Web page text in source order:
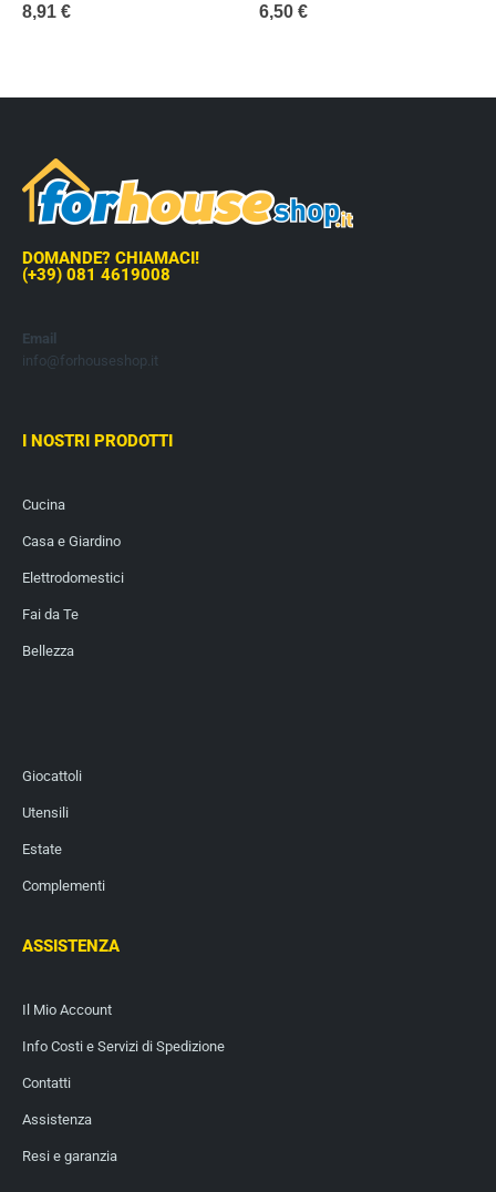
8,91 € 6,50 €
DOMANDE? CHIAMACI!
(+39) 081 4619008
Email
info@forhouseshop.it
I NOSTRI PRODOTTI
Cucina
Casa e Giardino
Elettrodomestici
Fai da Te
Bellezza
Giocattoli
Utensili
Estate
Complementi
ASSISTENZA
Il Mio Account
Info Costi e Servizi di Spedizione
Contatti
Assistenza
Resi e garanzia